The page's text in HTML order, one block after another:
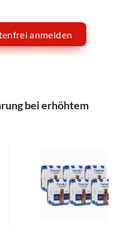
anmelden
bei erhöhtem